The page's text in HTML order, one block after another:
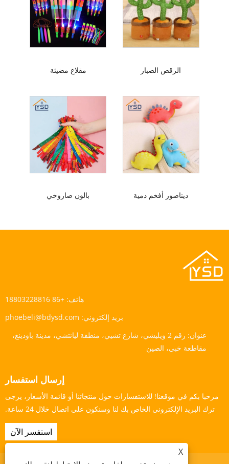
مقلاع مضيئة الرقص الصبار
بالون صاروخي ديناصور أفخم دمية
هاتف: +86 18803228816
بريد إلكتروني: phoebeli@bdysd.com
عنوان:
رقم 2 ويليشي، شارع تشيي، منطقة ليانتشي، مدينة باودينغ،
مقاطعة خبي، الصين
إرسال استفسار
مرحبا بكم في موقعنا! للاستفسارات حول منتجاتنا أو قائمة الأسعار، يرجى
ترك البريد الإلكتروني الخاص بك لنا وسنكون على اتصال خلال 24 ساعة.
استفسر الآن
X